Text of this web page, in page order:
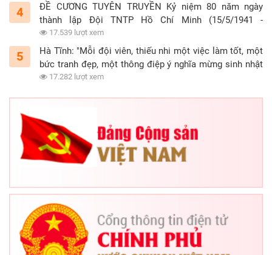
4
ĐỀ CƯƠNG TUYÊN TRUYỀN Kỷ niệm 80 năm ngày
thành lập Đội TNTP Hồ Chí Minh (15/5/1941 -
15/5/2021)
17.539 lượt xem
5
Hà Tĩnh: "Mỗi đội viên, thiếu nhi một việc làm tốt, một
bức tranh đẹp, một thông điệp ý nghĩa mừng sinh nhật
Đội"17.282 lượt xem